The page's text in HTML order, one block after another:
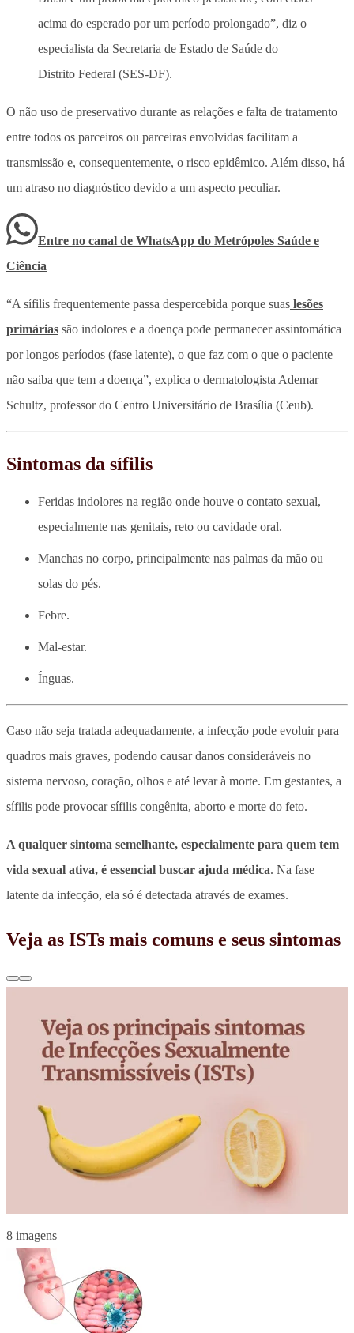
acima do esperado por um período prolongado”, diz o
especialista da Secretaria de Estado de Saúde do
Distrito Federal (SES-DF).
O não uso de preservativo durante as relações e falta de tratamento
entre todos os parceiros ou parceiras envolvidas facilitam a
transmissão e, consequentemente, o risco epidêmico. Além disso, há
um atraso no diagnóstico devido a um aspecto peculiar.
Entre no canal de WhatsApp do Metrópoles Saúde e
Ciência
“A sífilis frequentemente passa despercebida porque suas lesões
primárias são indolores e a doença pode permanecer assintomática
por longos períodos (fase latente), o que faz com o que o paciente
não saiba que tem a doença”, explica o dermatologista Ademar
Schultz, professor do Centro Universitário de Brasília (Ceub).
Sintomas da sífilis
Feridas indolores na região onde houve o contato sexual,
especialmente nas genitais, reto ou cavidade oral.
Manchas no corpo, principalmente nas palmas da mão ou
solas do pés.
Febre.
Mal-estar.
Ínguas.
Caso não seja tratada adequadamente, a infecção pode evoluir para
quadros mais graves, podendo causar danos consideráveis no
sistema nervoso, coração, olhos e até levar à morte. Em gestantes, a
sífilis pode provocar sífilis congênita, aborto e morte do feto.
A qualquer sintoma semelhante, especialmente para quem tem
vida sexual ativa, é essencial buscar ajuda médica. Na fase
latente da infecção, ela só é detectada através de exames.
Veja as ISTs mais comuns e seus sintomas
8 imagens